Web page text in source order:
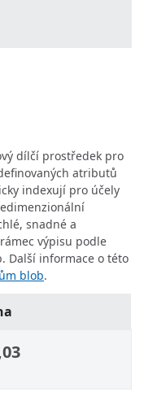
dílčí prostředek pro
atributů
indexují pro účely
snadné a
výpisu podle
Další informace o této
blob.